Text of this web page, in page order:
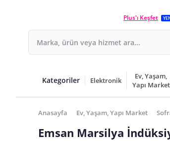
Plus'ı Keşfet
Kategoriler Elektronik
Ev, Yaşam,
Yapı Market
Anasayfa Ev, Yaşam, Yapı Market
Emsan Marsilya